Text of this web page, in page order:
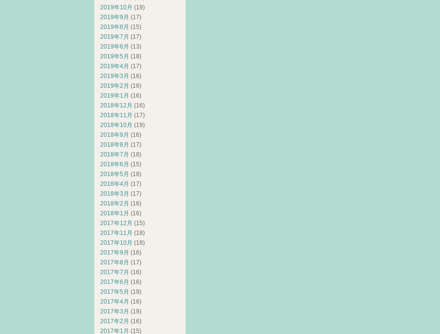
2019年10月 (19)
2019年9月 (17)
2019年8月 (15)
2019年7月 (17)
2019年6月 (13)
2019年5月 (18)
2019年4月 (17)
2019年3月 (16)
2019年2月 (16)
2019年1月 (16)
2018年12月 (16)
2018年11月 (17)
2018年10月 (19)
2018年9月 (16)
2018年8月 (17)
2018年7月 (18)
2018年6月 (15)
2018年5月 (18)
2018年4月 (17)
2018年3月 (17)
2018年2月 (16)
2018年1月 (16)
2017年12月 (15)
2017年11月 (18)
2017年10月 (18)
2017年9月 (16)
2017年8月 (17)
2017年7月 (16)
2017年6月 (16)
2017年5月 (19)
2017年4月 (16)
2017年3月 (19)
2017年2月 (16)
2017年1月 (15)